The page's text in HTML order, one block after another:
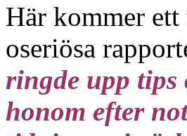
Här kommer
oseriösa
ringde upp tips
honom efter